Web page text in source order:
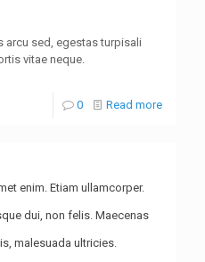
arcu sed, egestas turpisali
vitae neque.
0 Read more
enim. Etiam ullamcorper.
dui, non felis. Maecenas
malesuada ultricies.